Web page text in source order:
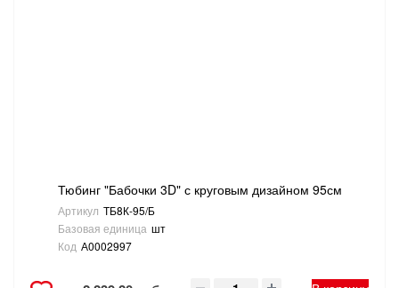
Тюбинг "Бабочки 3D" с круговым дизайном 95см
Артикул ТБ8К-95/Б
Базовая единица шт
Код А0002997